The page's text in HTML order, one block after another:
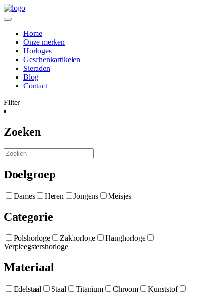
Home
Onze merken
Horloges
Geschenkartikelen
Sieraden
Blog
Contact
Filter
Zoeken
Doelgroep
Dames Heren Jongens Meisjes
Categorie
Polshorloge Zakhorloge
Hanghorloge
Verpleegstershorloge
Materiaal
Edelstaal Staal Titanium Chroom
Kunststof